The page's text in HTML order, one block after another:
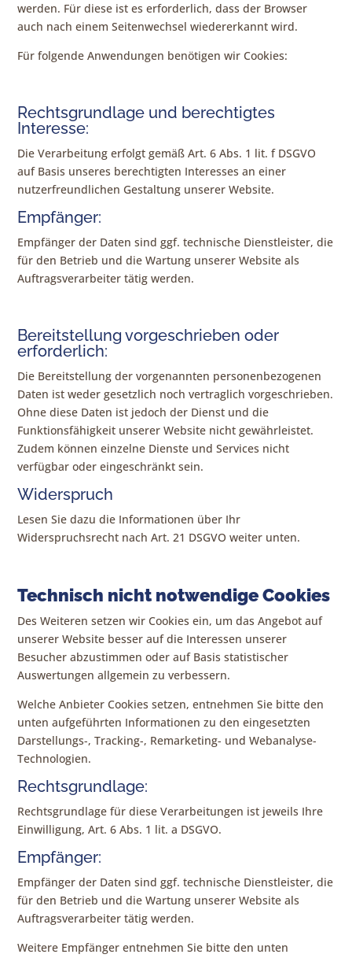
werden. Für diese ist es erforderlich, dass der Browser
auch nach einem Seitenwechsel wiedererkannt wird.
Für folgende Anwendungen benötigen wir Cookies:
Rechtsgrundlage und berechtigtes
Interesse:
Die Verarbeitung erfolgt gemäß Art. 6 Abs. 1 lit. f DSGVO
auf Basis unseres berechtigten Interesses an einer
nutzerfreundlichen Gestaltung unserer Website.
Empfänger:
Empfänger der Daten sind ggf. technische Dienstleister, die
für den Betrieb und die Wartung unserer Website als
Auftragsverarbeiter tätig werden.
Bereitstellung vorgeschrieben oder
erforderlich:
Die Bereitstellung der vorgenannten personenbezogenen
Daten ist weder gesetzlich noch vertraglich vorgeschrieben.
Ohne diese Daten ist jedoch der Dienst und die
Funktionsfähigkeit unserer Website nicht gewährleistet.
Zudem können einzelne Dienste und Services nicht
verfügbar oder eingeschränkt sein.
Widerspruch
Lesen Sie dazu die Informationen über Ihr
Widerspruchsrecht nach Art. 21 DSGVO weiter unten.
Technisch nicht notwendige Cookies
Des Weiteren setzen wir Cookies ein, um das Angebot auf
unserer Website besser auf die Interessen unserer
Besucher abzustimmen oder auf Basis statistischer
Auswertungen allgemein zu verbessern.
Welche Anbieter Cookies setzen, entnehmen Sie bitte den
unten aufgeführten Informationen zu den eingesetzten
Darstellungs-, Tracking-, Remarketing- und Webanalyse-
Technologien.
Rechtsgrundlage:
Rechtsgrundlage für diese Verarbeitungen ist jeweils Ihre
Einwilligung, Art. 6 Abs. 1 lit. a DSGVO.
Empfänger:
Empfänger der Daten sind ggf. technische Dienstleister, die
für den Betrieb und die Wartung unserer Website als
Auftragsverarbeiter tätig werden.
Weitere Empfänger entnehmen Sie bitte den unten